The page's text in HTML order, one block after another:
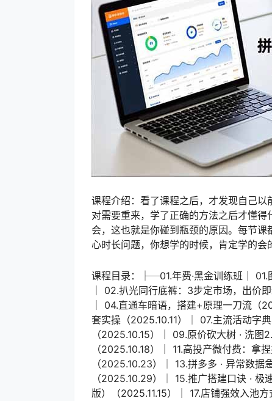
课程介绍：看了课程之后，才发现自己
对需要重来，学了正确的方法之后才懂得
会，这也就是你碰到瓶颈的原因。每节
心时长问题，你想学的时候，肯定学的会
课程目录：├─01.年费·黑金训练班│ 01.
│ 02.扒光同行底裤：3步定市场，出价
│ 04.直通车暗语，搭建+原理一刀流
套实操（2025.10.11）│ 07.主流活动字
（2025.10.15）│ 09.原价砍大树 · 洗图
（2025.10.18）│ 11.高投产微付费：
（2025.10.23）│ 13.拼多多 · 异常数
（2025.10.29）│ 15.推广搭建口诀 ·
版）（2025.11.15）│ 17.店铺强效入